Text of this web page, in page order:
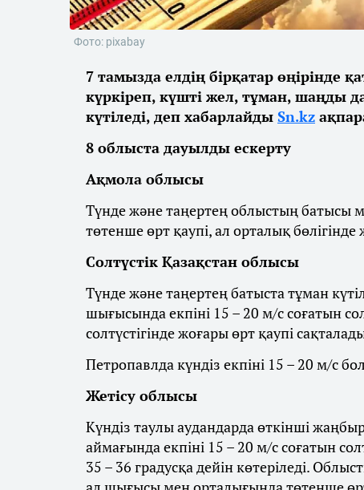
Фото: pixabay
7 тамызда елдің бірқатар өңірінде
күркіреп, күшті жел, тұман, шаңды
күтіледі, деп хабарлайды Sn.kz
8 облыста дауылды ескерту
Ақмола облысы
Түнде және таңертең облыстың батысы
төтенше өрт қаупі, ал орталық
Солтүстік Қазақстан облысы
Түнде және таңертең батыста тұман
шығысында екпіні 15 – 20 м/с соғатын
солтүстігінде жоғары өрт қаупі
Петропавлда күндіз екпіні 15 – 20 м/с
Жетісу облысы
Күндіз таулы аудандарда өткінші
аймағында екпіні 15 – 20 м/с соғатын
35 – 36 градусқа дейін көтеріледі.